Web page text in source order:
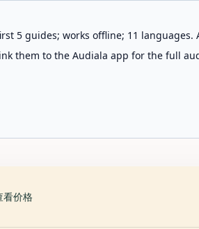
5 guides; works offline; 11 languages.
them to the Audiala app for the full
看价格